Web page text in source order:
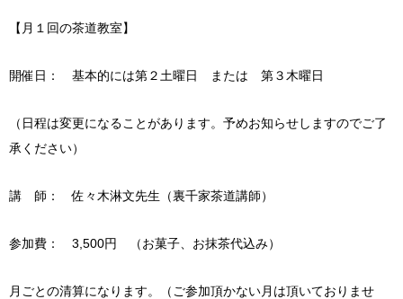
【月１回の茶道教室】
開催日： 基本的には第２土曜日 または 第３木曜日
（日程は変更になることがあります。予めお知らせしますのでご了
承ください）
講 師： 佐々木淋文先生（裏千家茶道講師）
参加費： 3,500円 （お菓子、お抹茶代込み）
月ごとの清算になります。（ご参加頂かない月は頂いておりませ